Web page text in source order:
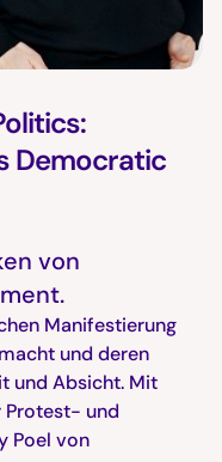
Democratic
von
Manifestierung
und deren
und Absicht. Mit
Protest- und
Poel von